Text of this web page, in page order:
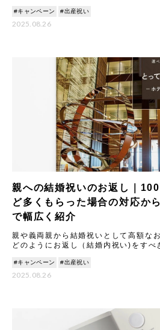
ギ
#キャンペーン #出産祝い
2025.08.26
親への結婚祝いのお返し｜
ど多くもらった場合の対応か
で幅広く紹介
親や義両親から結婚祝いとして高額な
どのようにお返し（結婚内祝い)をすべ
100
#キャンペーン #出産祝い
2025.08.26